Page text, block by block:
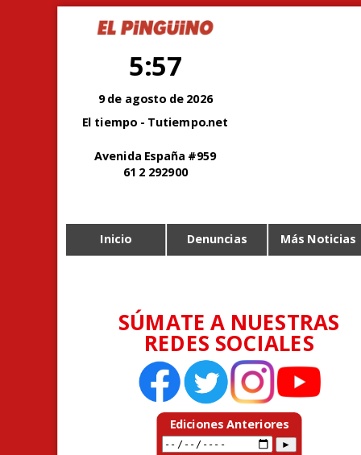
5:57
9 de agosto de 2026
El tiempo - Tutiempo.net
Avenida España #959
61 2 292900
Inicio Denuncias Más Noticias
SÚMATE A NUESTRAS
REDES SOCIALES
Ediciones Anteriores